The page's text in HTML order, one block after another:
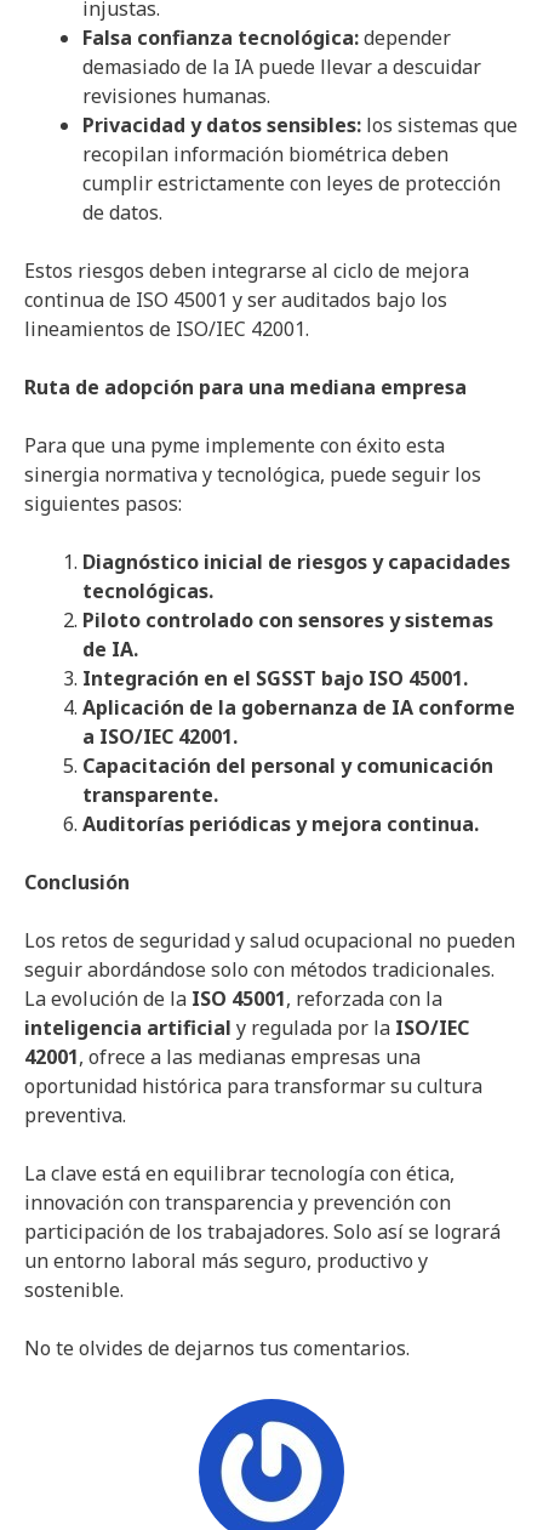
injustas.
Falsa confianza tecnológica:depender
demasiado de la IA puede llevar a descuidar
revisiones humanas.
Privacidad y datos sensibles: los sistemas que
recopilan información biométrica deben
cumplir estrictamente con leyes de protección
de datos.
Estos riesgos deben integrarse al ciclo de mejora
continua de ISO 45001 y ser auditados bajo los
lineamientos de ISO/IEC 42001.
Ruta de adopción para una mediana empresa
Para que una pyme implemente con éxito esta
sinergia normativa y tecnológica, puede seguir los
siguientes pasos:
Diagnóstico inicial de riesgos y capacidades
tecnológicas.
Piloto controlado con sensores y sistemas
de IA.
Integración en el SGSST bajo ISO 45001.
Aplicación de la gobernanza de IA conforme
a ISO/IEC 42001.
Capacitación del personal y comunicación
transparente.
Auditorías periódicas y mejora continua.
Conclusión
Los retos de seguridad y salud ocupacional no pueden
seguir abordándose solo con métodos tradicionales.
La evolución de la ISO 45001, reforzada con la
inteligencia artificial y regulada por la ISO/IEC
42001, ofrece a las medianas empresas una
oportunidad histórica para transformar su cultura
preventiva.
La clave está en equilibrar tecnología con ética,
innovación con transparencia y prevención con
participación de los trabajadores. Solo así se logrará
un entorno laboral más seguro, productivo y
sostenible.
No te olvides de dejarnos tus comentarios.